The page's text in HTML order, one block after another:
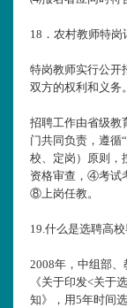
18 ．农村教师特
特岗教师实行公开
双方的权利和义务。
招聘工作由省级教
门共同负责，遵循
校、定岗）原则
资格审查，④考试
⑧上岗任教。
19.什么是选聘高
2008年，中组部
《关于印发<关于
知》，用5年时间